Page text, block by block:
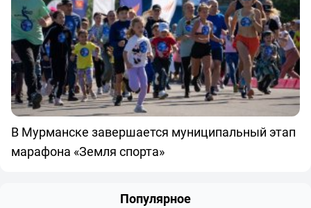
В Мурманске завершается муниципальный этап
марафона «Земля спорта»
Популярное